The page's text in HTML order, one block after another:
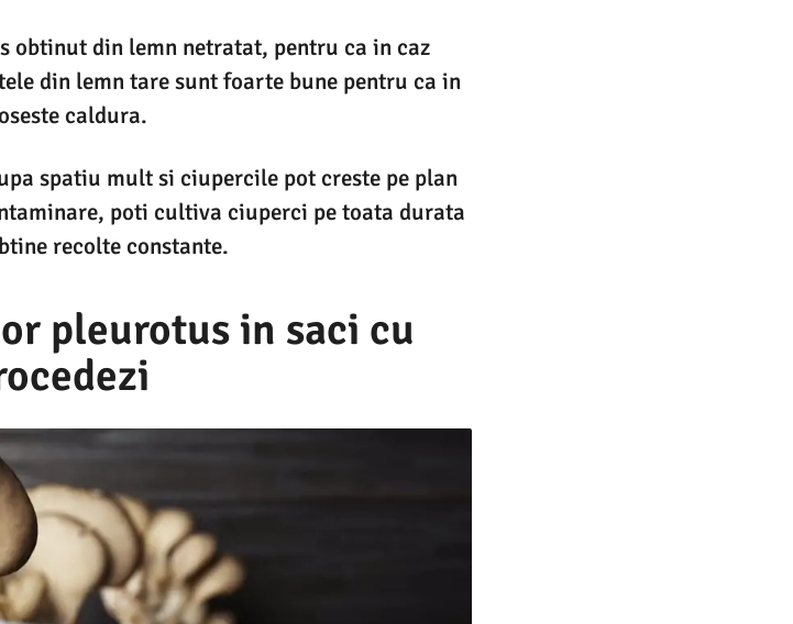
obtinut din lemn netratat, pentru ca in caz
din lemn tare sunt foarte bune pentru ca in
caldura.
spatiu mult si ciupercile pot creste pe plan
poti cultiva ciuperci pe toata durata
recolte constante.
pleurotus in saci cu